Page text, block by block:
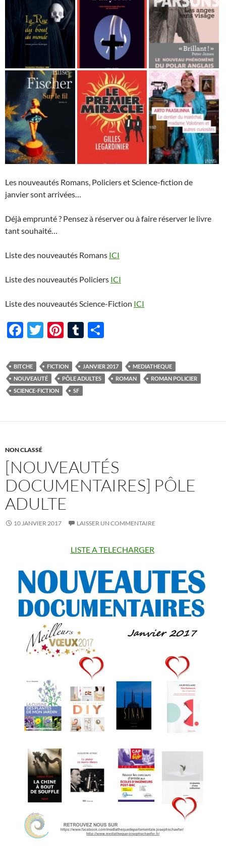
Les nouveautés Romans, Policiers et Science-fiction de
janvier sont arrivées…
Déjà emprunté ? Pensez à réserver ou à faire réserver le livre
tant souhaité…
Liste des nouveautés Romans ICI
Liste des nouveautés Policiers ICI
Liste des nouveautés Science-Fiction ICI
F
e
b
o
k
T
itt
er
Pi
er
es
t
T
m
bl
ta
g
BITCHE FICTION JANVIER 2017
MEDIATHEQUE
NOUVEAUTÉ
PÔLE ADULTES ROMAN
ROMAN POLICIER
SCIENCE-FICTION
SF
NON CLASSÉ
[NOUVEAUTÉS
DOCUMENTAIRES] PÔLE
ADULTE
10 JANVIER 2017 LAISSER UN COMMENTAIRE
LISTE A TELECHARGER